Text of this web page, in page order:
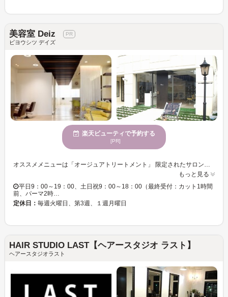
美容室 Deiz
ビヨウシツ デイズ
楽天ビューティで予約する
[PR]
オススメメニューは「オージュアトリートメント」 限定されたサロンでしか取り扱いができないオージュアトリートメントを使用☆ ツルウルサラリの質感にリピーター続出です！ また「ヘッドスパ」もオススメ☆仕事や家事で疲れている方、是非お試しください！ 体も心もスッキリしてやみつきになりますよ♪ 【キッズスペース完備３歳以上限定】※条件有り 白とブラウンをベースとしたおしゃれでスタイリッシュな店内はリラックスできる癒し空間。店内の奥側はヒーリングスペースも完備。初めてのお客さまにも心地よい時間をお過ごしいただけるサロンです。またキッズスペースもご用意。お子さまと一緒にご来店いただけます☆ ※原則３歳児以上一人で座っていられるお子様に限りご利用可能となります。ご了承ください。 【お手入れ楽々！センス◎なカット】 青山・表参道に本店をもつサロンで長年アートディレクターとして活躍してきたオーナーディレクターのいる実力派サロン。スタイリストも数々のコンテストに入賞する腕前☆センスのいいデザインでなりたいスタイルに導きます！再現性も◎スタイリングはお手入れが簡単と好評です。
もっと見る
平日9：00～19：00、土日祝9：00～18：00（最終受付：カット1時間
前、パーマ2時…
定休日： 毎週火曜日、第3週、１週月曜日
HAIR STUDIO LAST【ヘアースタジオ ラスト】
ヘアースタジオラスト